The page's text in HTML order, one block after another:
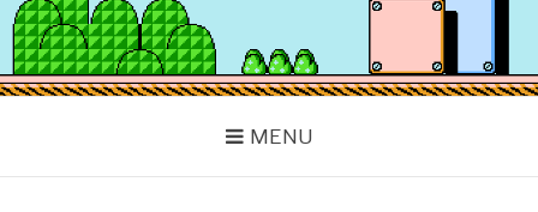
BAND OF GEEKS
Actu Geek d'hier et d'aujourd'hui
MENU